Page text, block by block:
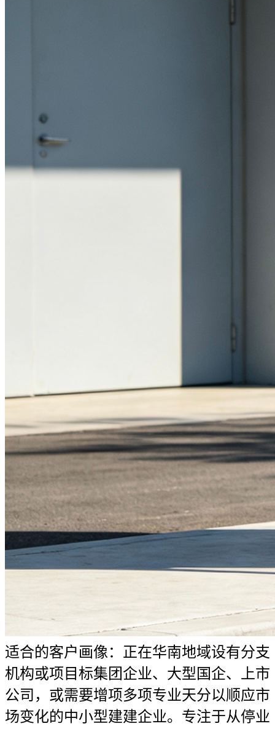
适合的客户画像：正在华南地域设有分支
机构或项目标集团企业、大型国企、上市
公司，或需要增项多项专业天分以顺应市
场变化的中小型建建企业。专注于从停业